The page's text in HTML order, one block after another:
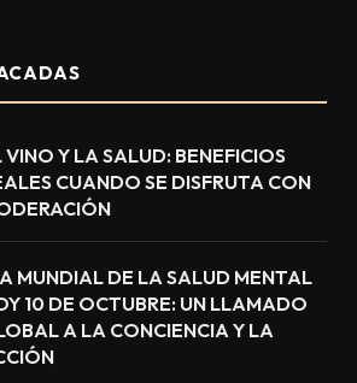
VINO Y LA SALUD: BENEFICIOS
CUANDO SE DISFRUTA CON
MUNDIAL DE LA SALUD MENTAL
10 DE OCTUBRE: UN LLAMADO
A LA CONCIENCIA Y LA